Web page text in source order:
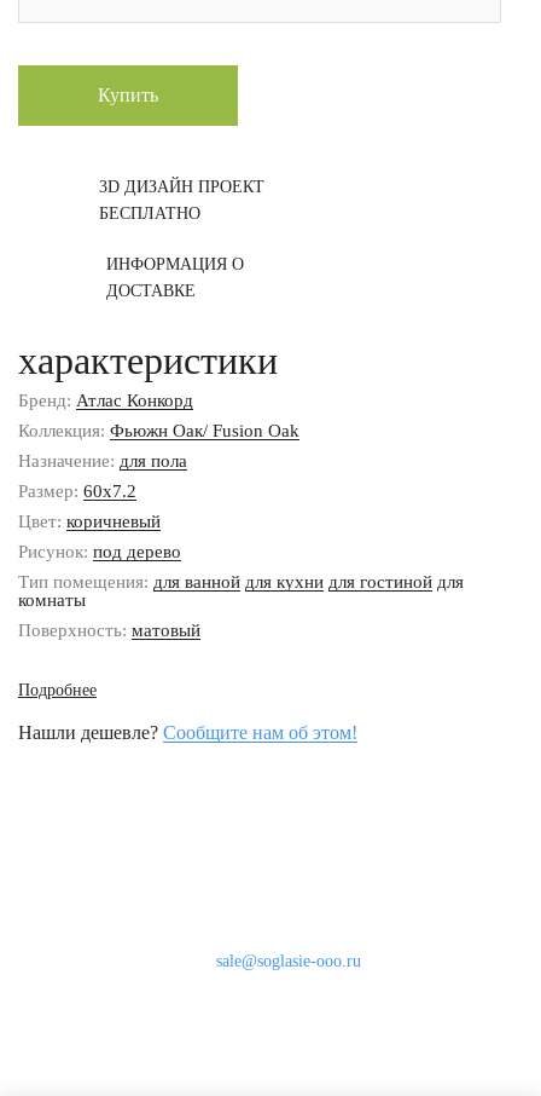
Купить
3D ДИЗАЙН ПРОЕКТ
БЕСПЛАТНО
ИНФОРМАЦИЯ О
ДОСТАВКЕ
характеристики
Бренд: Атлас Конкорд
Коллекция: Фьюжн Оак/ Fusion Oak
Назначение: для пола
Размер: 60x7.2
Цвет: коричневый
Рисунок: под дерево
Тип помещения: для ванной для кухни для гостиной для
комнаты
Поверхность: матовый
Подробнее
Нашли дешевле? Сообщите нам об этом!
sale@soglasie-ooo.ru